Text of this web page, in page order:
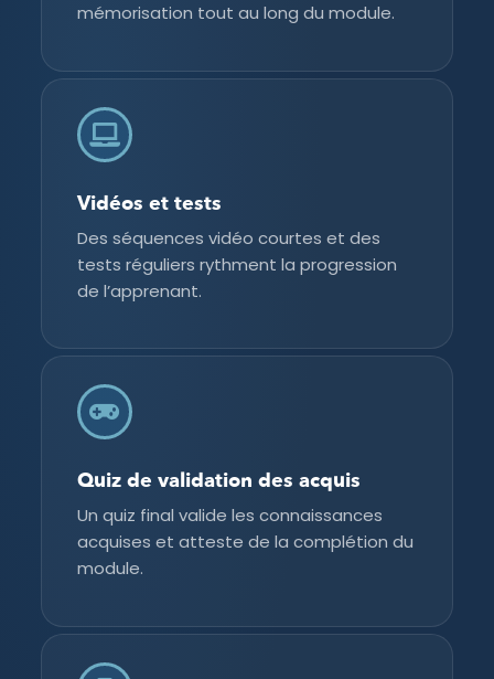
mémorisation tout au long du module.
Vidéos et tests
Des séquences vidéo courtes et des
tests réguliers rythment la progression
de l’apprenant.
Quiz de validation des acquis
Un quiz final valide les connaissances
acquises et atteste de la complétion du
module.